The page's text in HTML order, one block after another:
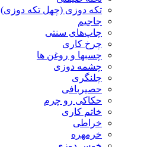
تکه دوزی (چهل تکه دوزی)
جاجیم
چاپ‌های سنتی
چرخ کاری
چسبها و روغن ها
چشمه دوزی
چلنگری
حصیربافی
حکاکی رو چرم
خاتم کاری
خراطی
خرمهره